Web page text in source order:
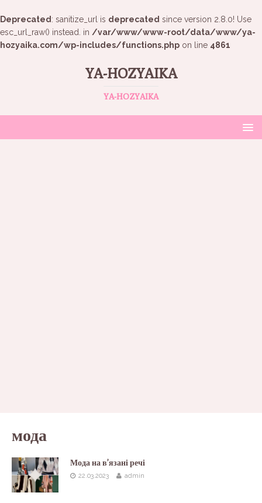
Deprecated : sanitize_url is deprecated since version 2.8.0! Use
esc_url_raw() instead. in /var/www/www-root/data/www/ya-
hozyaika.com/wp-includes/functions.php on line 4861
YA-HOZYAIKA
YA-HOZYAIKA
мода
Мода на в’язані речі
22.03.2023 admin